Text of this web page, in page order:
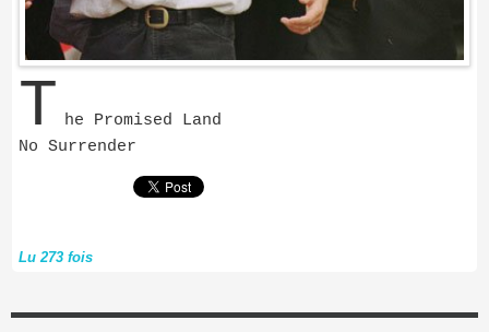
T he Promised Land
No Surrender
Lu 273 fois